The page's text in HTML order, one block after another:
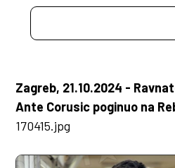
Zagreb, 21.10.2024 -
Ante Corusic poginuo na
170415.jpg